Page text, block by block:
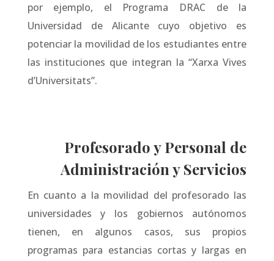
por ejemplo, el Programa DRAC de la
Universidad de Alicante cuyo objetivo es
potenciar la movilidad de los estudiantes entre
las instituciones que integran la “Xarxa Vives
d’Universitats”.
Profesorado y Personal de
Administración y Servicios
En cuanto a la movilidad del profesorado las
universidades y los gobiernos autónomos
tienen, en algunos casos, sus propios
programas para estancias cortas y largas en